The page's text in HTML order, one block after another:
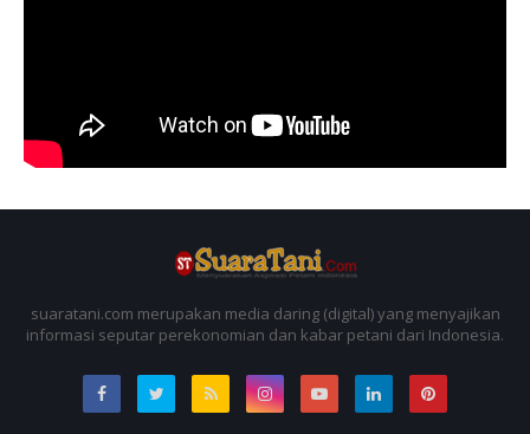
suaratani.com merupakan media daring (digital) yang menyajikan
informasi seputar perekonomian dan kabar petani dari Indonesia.